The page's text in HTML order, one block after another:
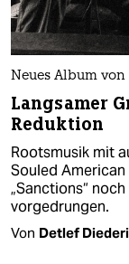
Neues Album
Langsamer
Reduktion
Rootsmusik mit
Souled
„Sanctions“
vorgedrungen.
Von Detlef